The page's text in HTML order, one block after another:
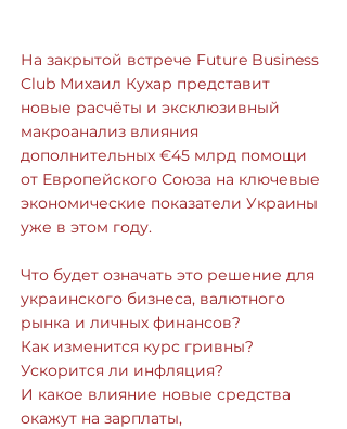
На закрытой встрече Future Business
Club Михаил Кухар представит
новые расчёты и эксклюзивный
макроанализ влияния
дополнительных €45 млрд помощи
от Европейского Союза на ключевые
экономические показатели Украины
уже в этом году.
Что будет означать это решение для
украинского бизнеса, валютного
рынка и личных финансов?
Как изменится курс гривны?
Ускорится ли инфляция?
И какое влияние новые средства
окажут на зарплаты,